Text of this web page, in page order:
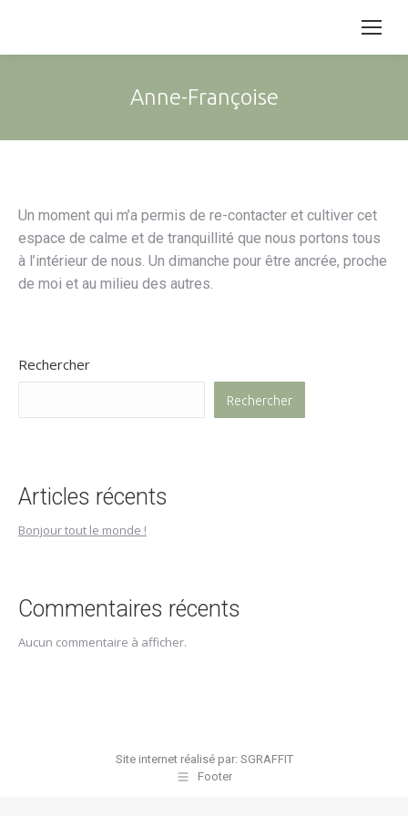
Anne-Françoise
Un moment qui m’a permis de re-contacter et cultiver cet
espace de calme et de tranquillité que nous portons tous
à l’intérieur de nous. Un dimanche pour être ancrée, proche
de moi et au milieu des autres.
Rechercher
Rechercher
Articles récents
Bonjour tout le monde !
Commentaires récents
Aucun commentaire à afficher.
Site internet réalisé par: SGRAFFIT
Footer